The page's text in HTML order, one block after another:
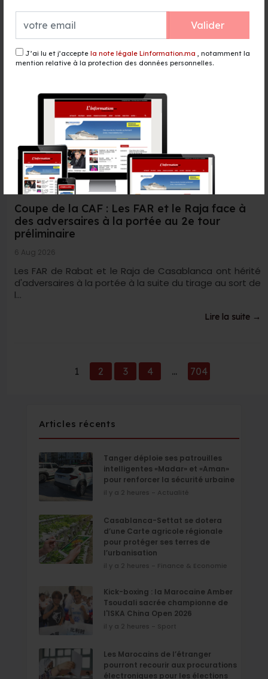
Valider
J’ai lu et j’accepte la note légale Linformation.ma , notamment la
mention relative à la protection des données personnelles.
Lire la suite →
Coupe de la CAF : Les FAR et le Raja face à
des adversaires à la portée au 2e tour
préliminaire
6 Aug 2026
Les FAR de Rabat et le Raja de Casablanca ont hérité
d'adversaires à la portée à la suite du tirage au sort de
l...
Lire la suite →
1 2 3 4 ... 704
Articles récents
Tanger déploie ses patrouilles
intelligentes «Madar» et «Aman»
pour renforcer la sécurité urbaine
il y a 2 heures - Actualité
Casablanca-Settat se dotera
d’une Carte agricole régionale
pour protéger ses terres de
l’urbanisation
il y a 2 heures - Finance & Economie
Kick-boxing : la Marocaine Amber
Tsoudali sacrée championne de
l'ISKA China Open 2026
il y a 2 heures - Sport
Les Marocains de l’étranger
pourront recourir aux procurations
électroniques pour les élections